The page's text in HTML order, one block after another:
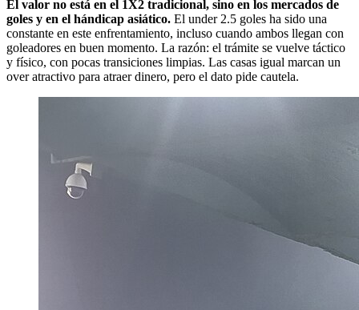
El valor no está en el 1X2 tradicional, sino en los mercados de
goles y en el hándicap asiático. El under 2.5 goles ha sido una
constante en este enfrentamiento, incluso cuando ambos llegan con
goleadores en buen momento. La razón: el trámite se vuelve táctico
y físico, con pocas transiciones limpias. Las casas igual marcan un
over atractivo para atraer dinero, pero el dato pide cautela.